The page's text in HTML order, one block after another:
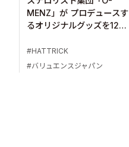
MENZ」が プロデュースす
るオリジナルグッズを12月
HATTRICK
バリュエンスジャパン